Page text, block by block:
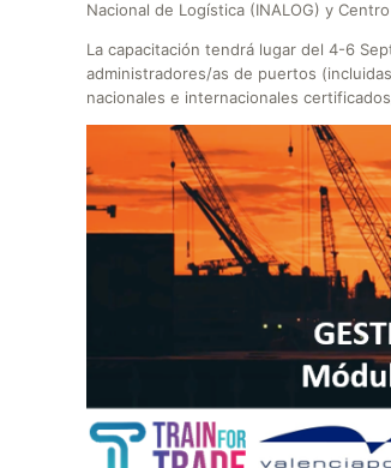
Nacional de Logística (INALOG) y
La capacitación tendrá lugar del 4-6
administradores/as de puertos
nacionales e internacionales